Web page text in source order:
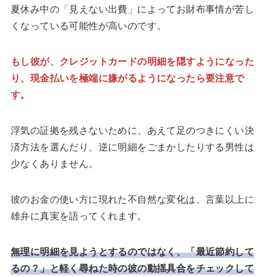
夏休み中の「見えない出費」によってお財布事情が苦し
くなっている可能性が高いのです。
もし彼が、クレジットカードの明細を隠すようになった
り、現金払いを極端に嫌がるようになったら要注意で
す。
浮気の証拠を残さないために、あえて足のつきにくい決
済方法を選んだり、逆に明細をごまかしたりする男性は
少なくありません。
彼のお金の使い方に現れた不自然な変化は、言葉以上に
雄弁に真実を語ってくれます。
無理に明細を見ようとするのではなく、「最近節約して
るの？」と軽く尋ねた時の彼の動揺具合をチェックして